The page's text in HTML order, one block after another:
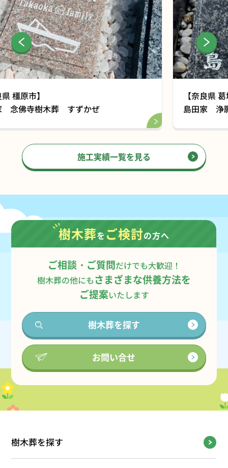
島田家 浄願寺樹木葬 ぬくもり
施工実績一覧を見る
樹木葬を ご検討の方へ
ご相談・ご質問だけでも大歓迎！
樹木葬の他にもさまざまな供養方法を
ご提案いたします
樹木葬を探す
お問い合せ
樹木葬を探す